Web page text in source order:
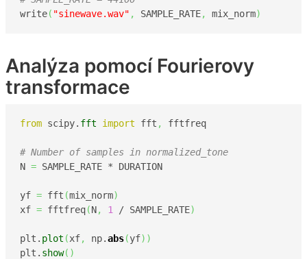
write( "sinewave.wav" , SAMPLE_RATE, mix_norm)
Analýza pomocí Fourierovy
transformace
from scipy. fft import fft , fftfreq
# Number of samples in normalized_tone
N = SAMPLE_RATE * DURATION
yf = fft (mix_norm)
xf = fftfreq(N, 1 / SAMPLE_RATE)
plt. plot (xf, np.abs(yf) )
plt. show( )